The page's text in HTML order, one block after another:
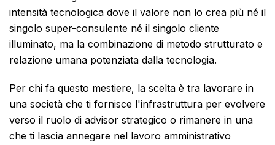
intensità tecnologica dove il valore non lo crea più né il
singolo super-consulente né il singolo cliente
illuminato, ma la combinazione di metodo strutturato e
relazione umana potenziata dalla tecnologia.
Per chi fa questo mestiere, la scelta è tra lavorare in
una società che ti fornisce l'infrastruttura per evolvere
verso il ruolo di advisor strategico o rimanere in una
che ti lascia annegare nel lavoro amministrativo